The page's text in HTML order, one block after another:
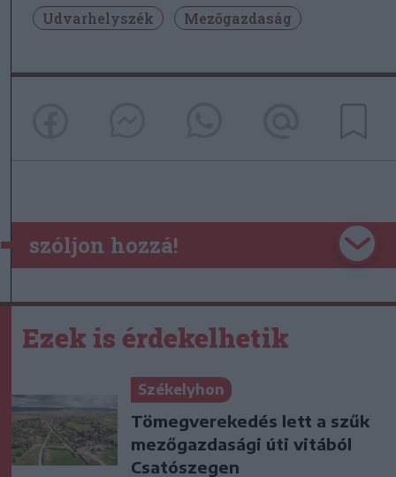
Udvarhelyszék Mezőgazdaság
szóljon hozzá!
Ezek is érdekelhetik
Székelyhon
Tömegverekedés lett a szűk
mezőgazdasági úti vitából
Csatószegen